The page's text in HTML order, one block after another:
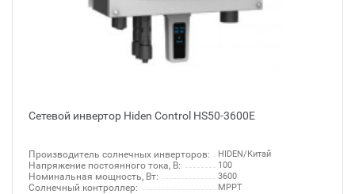
Сетевой инвертор Hiden Control HS50-3600E
Производитель солнечных инверторов: HIDEN/Китай
Напряжение постоянного тока, В: 100
Номинальная мощность, Вт: 3600
Солнечный контроллер: MPPT